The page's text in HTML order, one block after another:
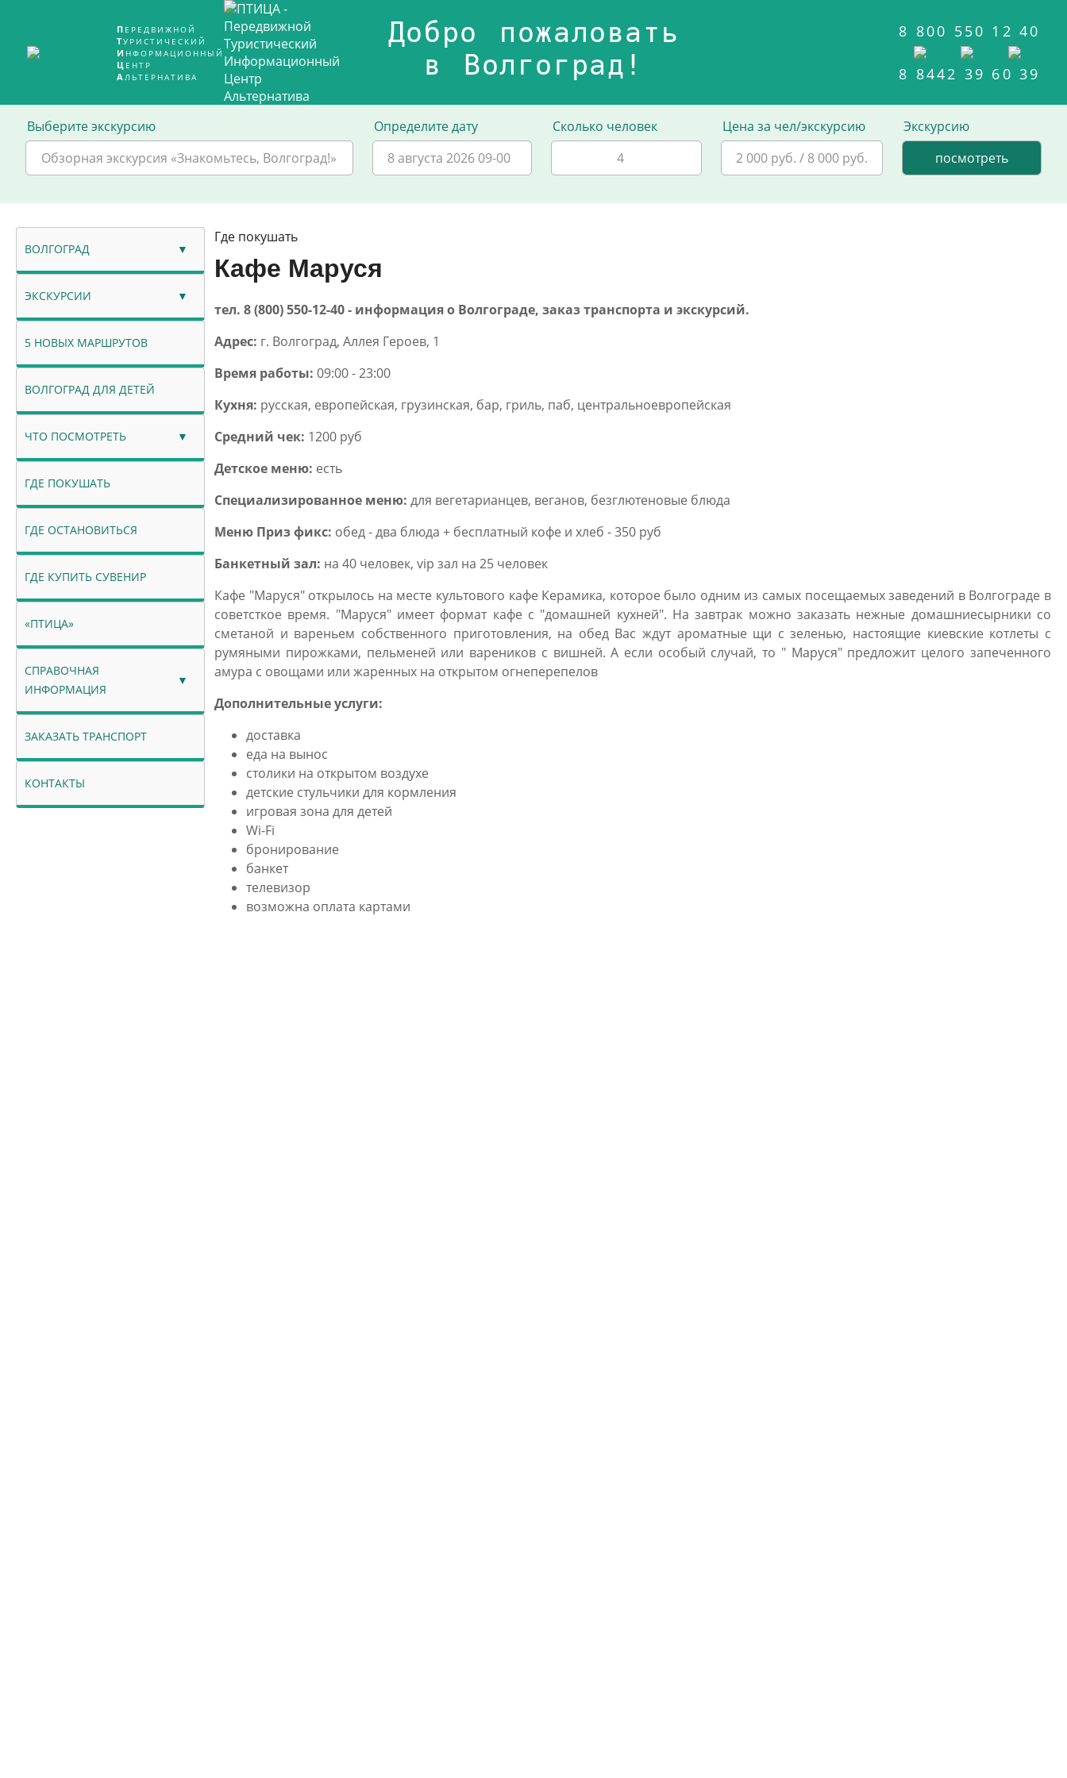
ПЕРЕДВИЖНОЙ
ТУРИСТИЧЕСКИЙ
ИНФОРМАЦИОННЫЙ
ЦЕНТР
АЛЬТЕРНАТИВА
Добро пожаловать
в Волгоград!
8 800 550 12 40
8 8442 39 60 39
Выберите экскурсию
Обзорная экскурсия «Знакомьтесь, Волгоград!»
Определите дату
8 августа 2026 09-00
Сколько человек
Цена за чел/экскурсию
2 000 руб. / 8 000 руб.
Экскурсию
ВОЛГОГРАД
ЭКСКУРСИИ
5 НОВЫХ МАРШРУТОВ
ВОЛГОГРАД ДЛЯ ДЕТЕЙ
ЧТО ПОСМОТРЕТЬ
ГДЕ ПОКУШАТЬ
ГДЕ ОСТАНОВИТЬСЯ
ГДЕ КУПИТЬ СУВЕНИР
«ПТИЦА»
СПРАВОЧНАЯ
ИНФОРМАЦИЯ
ЗАКАЗАТЬ ТРАНСПОРТ
КОНТАКТЫ
Где покушать
Кафе Маруся
тел. 8 (800) 550-12-40 - информация о Волгограде, заказ транспорта и экскурсий.
Адрес: г. Волгоград, Аллея Героев, 1
Время работы: 09:00 - 23:00
Кухня: русская, европейская, грузинская, бар, гриль, паб, центральноевропейская
Средний чек: 1200 руб
Детское меню: есть
Специализированное меню:для вегетарианцев, веганов, безглютеновые блюда
Меню Приз фикс: обед - два блюда + бесплатный кофе и хлеб - 350 руб
Банкетный зал: на 40 человек, vip зал на 25 человек
Кафе "Маруся" открылось на месте культового кафе Керамика, которое было одним из самых посещаемых заведений в Волгограде в
советсткое время. "Маруся" имеет формат кафе с "домашней кухней". На завтрак можно заказать нежные домашниесырники со
сметаной и вареньем собственного приготовления, на обед Вас ждут ароматные щи с зеленью, настоящие киевские котлеты с
румяными пирожками, пельменей или вареников с вишней. А если особый случай, то " Маруся" предложит целого запеченного
амура с овощами или жаренных на открытом огнеперепелов
Дополнительные услуги:
доставка
еда на вынос
столики на открытом воздухе
детские стульчики для кормления
игровая зона для детей
Wi-Fi
бронирование
банкет
телевизор
возможна оплата картами